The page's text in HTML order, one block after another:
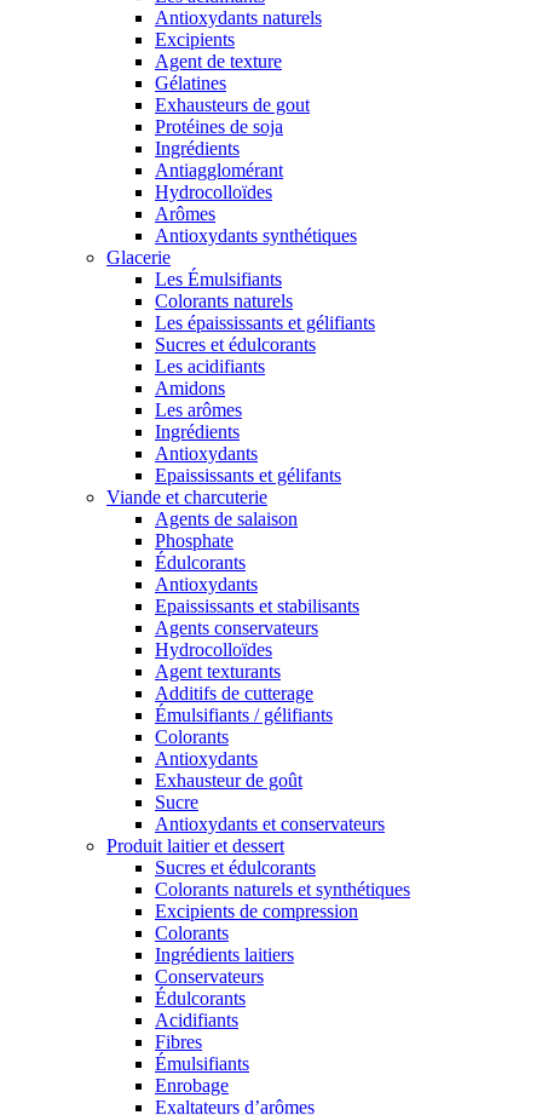
Antioxydants naturels
Excipients
Agent de texture
Gélatines
Exhausteurs de gout
Protéines de soja
Ingrédients
Antiagglomérant
Hydrocolloïdes
Arômes
Antioxydants synthétiques
Glacerie
Les Émulsifiants
Colorants naturels
Les épaississants et gélifiants
Sucres et édulcorants
Les acidifiants
Amidons
Les arômes
Ingrédients
Antioxydants
Epaississants et gélifants
Viande et charcuterie
Agents de salaison
Phosphate
Édulcorants
Antioxydants
Epaississants et stabilisants
Agents conservateurs
Hydrocolloïdes
Agent texturants
Additifs de cutterage
Émulsifiants / gélifiants
Colorants
Antioxydants
Exhausteur de goût
Sucre
Antioxydants et conservateurs
Produit laitier et dessert
Sucres et édulcorants
Colorants naturels et synthétiques
Excipients de compression
Colorants
Ingrédients laitiers
Conservateurs
Édulcorants
Acidifiants
Fibres
Émulsifiants
Enrobage
Exaltateurs d’arômes